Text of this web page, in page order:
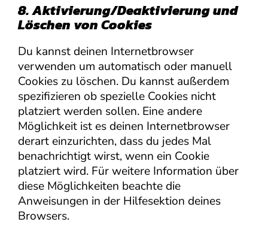
8. Aktivierung/Deaktivierung und
Löschen von Cookies
Du kannst deinen Internetbrowser
verwenden um automatisch oder manuell
Cookies zu löschen. Du kannst außerdem
spezifizieren ob spezielle Cookies nicht
platziert werden sollen. Eine andere
Möglichkeit ist es deinen Internetbrowser
derart einzurichten, dass du jedes Mal
benachrichtigt wirst, wenn ein Cookie
platziert wird. Für weitere Information über
diese Möglichkeiten beachte die
Anweisungen in der Hilfesektion deines
Browsers.